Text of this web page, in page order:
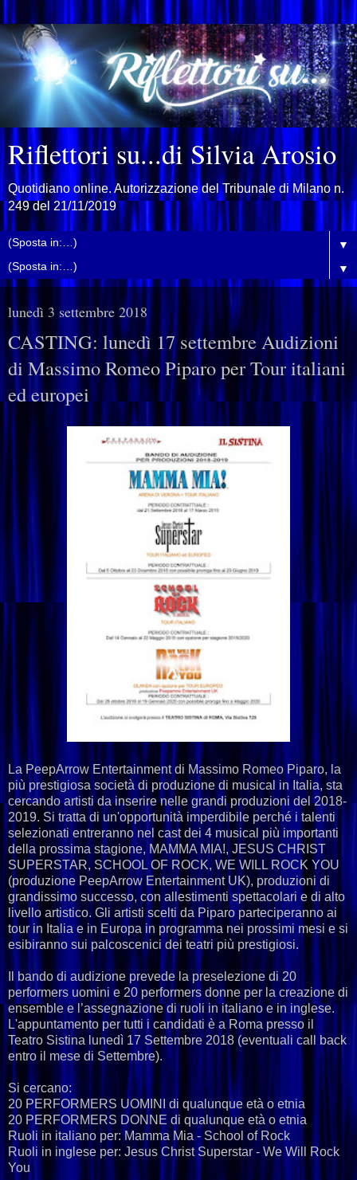
Riflettori su...di Silvia Arosio
Quotidiano online. Autorizzazione del Tribunale di Milano n.
249 del 21/11/2019
▼
▼
lunedì 3 settembre 2018
CASTING: lunedì 17 settembre Audizioni
di Massimo Romeo Piparo per Tour italiani
ed europei
La PeepArrow Entertainment di Massimo Romeo Piparo, la
più prestigiosa società di produzione di musical in Italia, sta
cercando artisti da inserire nelle grandi produzioni del 2018-
2019. Si tratta di un'opportunità imperdibile perché i talenti
selezionati entreranno nel cast dei 4 musical più importanti
della prossima stagione, MAMMA MIA!, JESUS CHRIST
SUPERSTAR, SCHOOL OF ROCK, WE WILL ROCK YOU
(produzione PeepArrow Entertainment UK), produzioni di
grandissimo successo, con allestimenti spettacolari e di alto
livello artistico. Gli artisti scelti da Piparo parteciperanno ai
tour in Italia e in Europa in programma nei prossimi mesi e si
esibiranno sui palcoscenici dei teatri più prestigiosi.
Il bando di audizione prevede la preselezione di 20
performers uomini e 20 performers donne per la creazione di
ensemble e l’assegnazione di ruoli in italiano e in inglese.
L'appuntamento per tutti i candidati è a Roma presso il
Teatro Sistina lunedì 17 Settembre 2018 (eventuali call back
entro il mese di Settembre).
Si cercano:
20 PERFORMERS UOMINI di qualunque età o etnia
20 PERFORMERS DONNE di qualunque età o etnia
Ruoli in italiano per: Mamma Mia - School of Rock
Ruoli in inglese per: Jesus Christ Superstar - We Will Rock
You